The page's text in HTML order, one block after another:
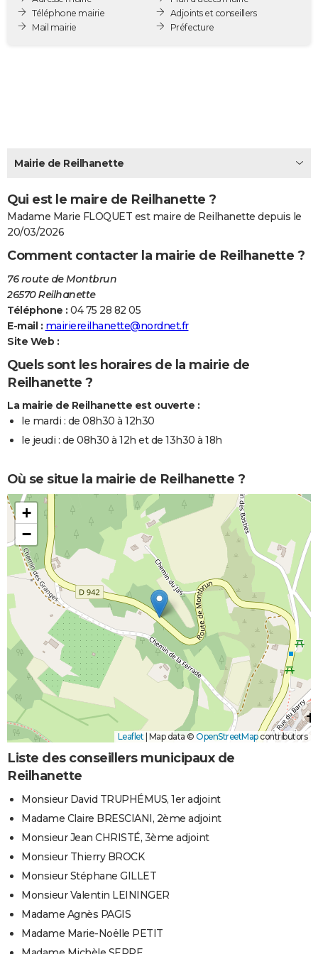
Destinations
City break
Voyage nature
Voyage de noces
Forum
Climat
PHOTO
Dictionnaire
Biographies
Citations
Expressions
Proverbes
PROGRAMME TV
S'inscrire
Se connecter
Lycées
Collèges
Primaires
Universités
Entreprises
Service militaire
Avis de recherche
AVIS DE DÉCÈS
Téléphone mairie
Mail mairie
Adjoints et conseillers
Préfecture
Mairie de Reilhanette
Qui est le maire de Reilhanette ?
Madame Marie FLOQUET est maire de Reilhanette depuis le
20/03/2026
Comment contacter la mairie de Reilhanette ?
76 route de Montbrun
26570 Reilhanette
Téléphone : 04 75 28 82 05
E-mail : mairiereilhanette@nordnet.fr
Site Web :
Quels sont les horaires de la mairie de
Reilhanette ?
La mairie de Reilhanette est ouverte :
le mardi : de 08h30 à 12h30
le jeudi : de 08h30 à 12h et de 13h30 à 18h
Où se situe la mairie de Reilhanette ?
+
−
Leaflet Map data © OpenStreetMapcontributors
Liste des conseillers municipaux de
Reilhanette
Monsieur David TRUPHÉMUS, 1er adjoint
Madame Claire BRESCIANI, 2ème adjoint
Monsieur Jean CHRISTÉ, 3ème adjoint
Monsieur Thierry BROCK
Monsieur Stéphane GILLET
Monsieur Valentin LEININGER
Madame Agnès PAGIS
Madame Marie-Noëlle PETIT